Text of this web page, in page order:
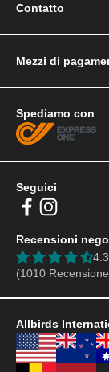
Contatto
Seguici
Recensioni
(1010
Spediamo con
Mezzi di
Allbirds